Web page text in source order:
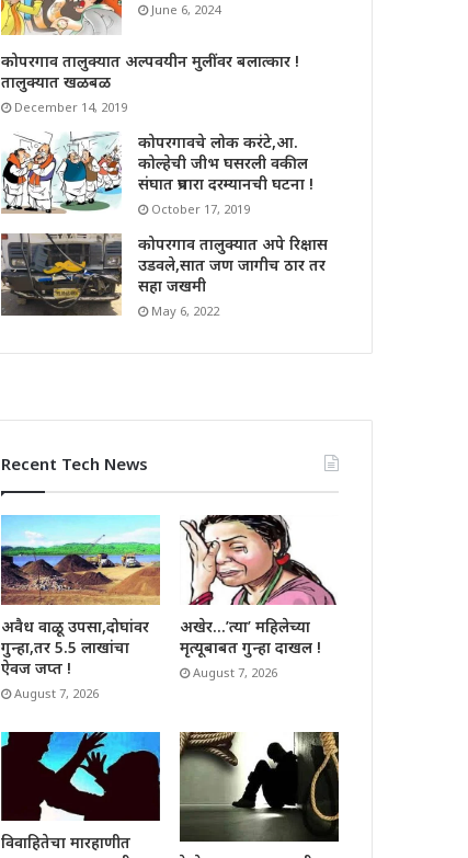
June 6, 2024
कोपरगाव तालुक्यात अल्पवयीन मुलींवर बलात्कार !
तालुक्यात खळबळ
December 14, 2019
कोपरगावचे लोक करंटे,आ.
कोल्हेची जीभ घसरली वकील
संघात प्रचारा दरम्यानची घटना !
October 17, 2019
कोपरगाव तालुक्यात अपे रिक्षास
उडवले,सात जण जागीच ठार तर
सहा जखमी
May 6, 2022
Recent Tech News
अवैध वाळू उपसा,दोघांवर
गुन्हा,तर 5.5 लाखांचा
ऐवज जप्त !
August 7, 2026
अखेर…’त्या’ महिलेच्या
मृत्यूबाबत गुन्हा दाखल !
August 7, 2026
विवाहितेचा मारहाणीत